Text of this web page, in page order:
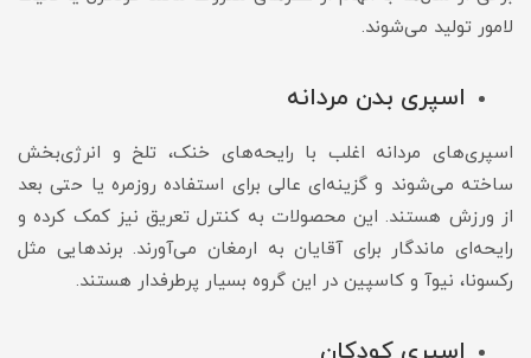
لامور تولید می‌شوند.
اسپری بدن مردانه
اسپری‌های مردانه اغلب با رایحه‌های خنک، تلخ و انرژی‌بخش
ساخته می‌شوند و گزینه‌ای عالی برای استفاده روزمره یا حتی بعد
از ورزش هستند. این محصولات به کنترل تعریق نیز کمک کرده و
رایحه‌ای ماندگار برای آقایان به ارمغان می‌آورند. برندهایی مثل
رکسونا، نیوآ و کاسپین در این گروه بسیار پرطرفدار هستند.